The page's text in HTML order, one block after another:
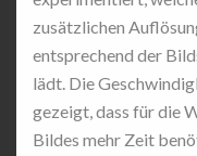
zusätzlichen
entsprechend der
lädt. Die
gezeigt, dass für die
Bildes mehr Zeit